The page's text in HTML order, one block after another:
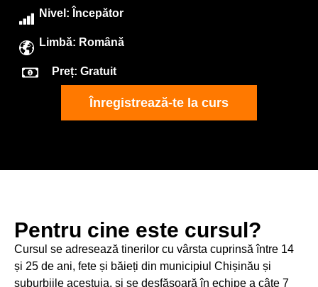
Nivel: Începător
Limbă: Română
Preț: Gratuit
Înregistrează-te la curs
Pentru cine este cursul?
Cursul se adresează tinerilor cu vârsta cuprinsă între 14
și 25 de ani, fete și băieți din municipiul Chișinău și
suburbiile acestuia, şi se desfăşoară în echipe a câte 7